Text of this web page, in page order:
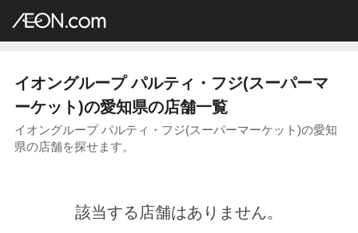
イオングループ店舗一覧
イオングループ パルティ・フジ(スーパーマ
ーケット)の愛知県の店舗一覧
イオングループ パルティ・フジ(スーパーマーケット)の愛知
県の店舗を探せます。
該当する店舗はありません。